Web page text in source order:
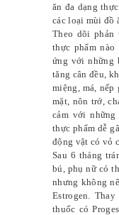
ăn đa dạng
các loại mùi đồ
Theo dõi phản
thực phẩm
ứng với những
tăng cân đều,
miệng, má,
mặt, nôn trớ,
cảm với những
thực phẩm dễ
động vật có vỏ
Sau 6 tháng
bú, phụ nữ có
nhưng không
Estrogen.
thuốc có